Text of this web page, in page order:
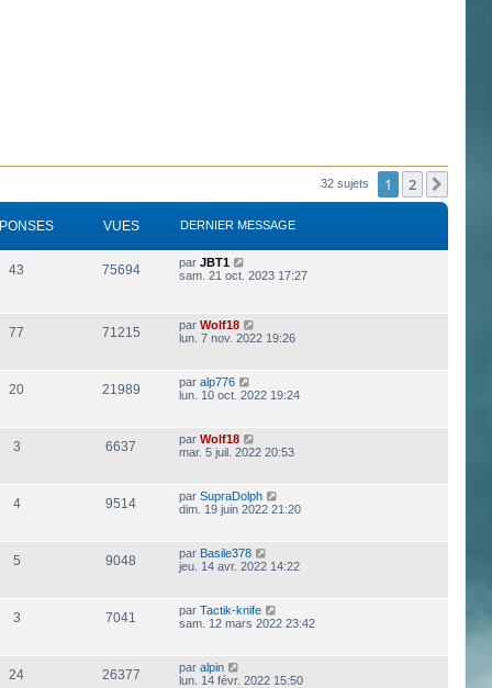
32 sujets 1 2
VUES DERNIER MESSAGE
43 75694 par JBT1
sam. 21 oct. 2023 17:27
77 71215 par Wolf18
lun. 7 nov. 2022 19:26
20 21989 par alp776
lun. 10 oct. 2022 19:24
3 6637 par Wolf18
mar. 5 juil. 2022 20:53
4 9514 par SupraDolph
dim. 19 juin 2022 21:20
5 9048 par Basile378
jeu. 14 avr. 2022 14:22
3 7041 par Tactik-knife
sam. 12 mars 2022 23:42
24 26377 par alpin
lun. 14 févr. 2022 15:50